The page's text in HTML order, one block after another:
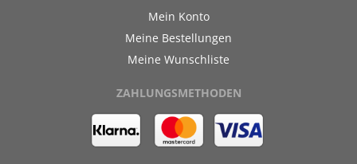
Mein Konto
Meine Bestellungen
Meine Wunschliste
ZAHLUNGSMETHODEN